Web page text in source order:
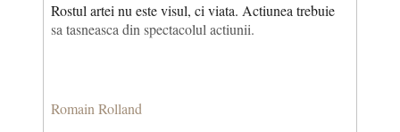
Rostul artei nu este visul, ci viata. Actiunea trebuie
sa tasneasca din spectacolul actiunii.
Romain Rolland